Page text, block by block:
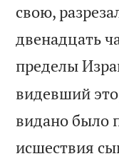
свою,
двенадцать
пределы
видевший
видано было
исшествия